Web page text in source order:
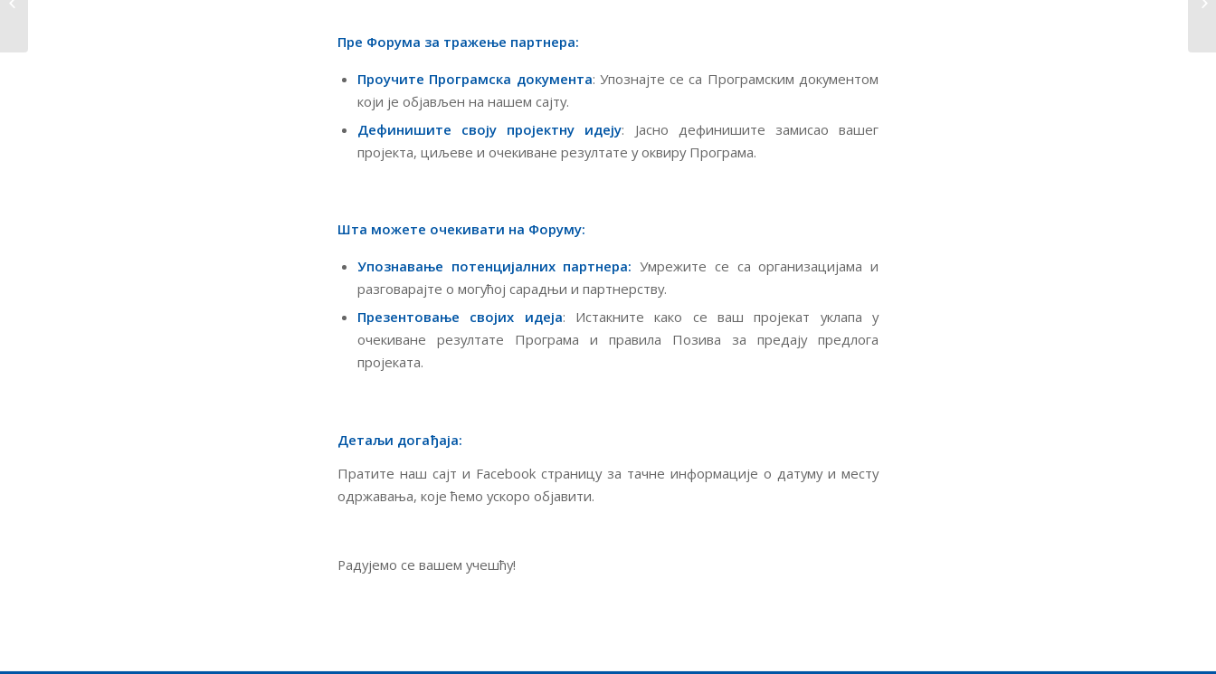
Пре Форума за тражење партнера:
Проучите Програмска документа: Упознајте се са Програмским документом
који је објављен на нашем сајту.
Дефинишите своју пројектну идеју: Јасно дефинишите замисао вашег
пројекта, циљеве и очекиване резултате у оквиру Програма.
Шта можете очекивати на Форуму:
Упознавање потенцијалних партнера: Умрежите се са организацијама и
разговарајте о могућој сарадњи и партнерству.
Презентовање својих идеја: Истакните како се ваш пројекат уклапа у
очекиване резултате Програма и правила Позива за предају предлога
пројеката.
Детаљи догађаја:
Пратите наш сајт и Facebook страницу за тачне информације о датуму и месту
одржавања, које ћемо ускоро објавити.
Радујемо се вашем учешћу!